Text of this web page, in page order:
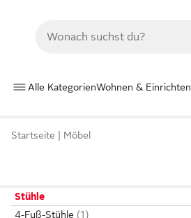
Alle KategorienWohnen & Einrichten
Startseite Möbel
Stühle
4-Fuß-Stühle